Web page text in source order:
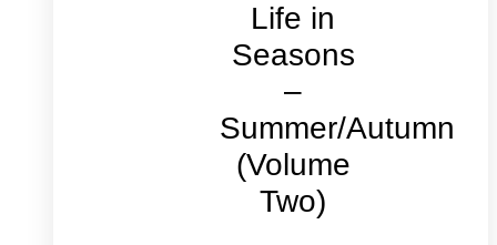
Life in
Seasons
–
Summer/Autumn
(Volume
Two)